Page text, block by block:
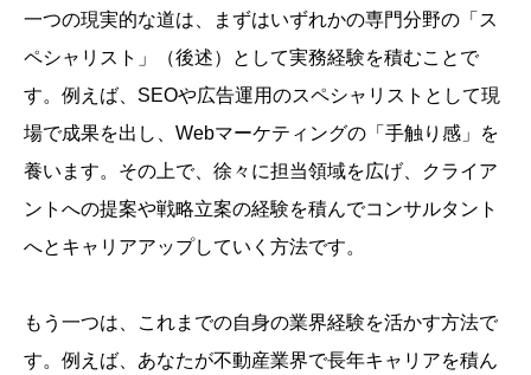
一つの現実的な道は、まずはいずれかの専門分野の「ス
ペシャリスト」（後述）として実務経験を積むことで
す。例えば、SEOや広告運用のスペシャリストとして現
場で成果を出し、Webマーケティングの「手触り感」を
養います。その上で、徐々に担当領域を広げ、クライア
ントへの提案や戦略立案の経験を積んでコンサルタント
へとキャリアアップしていく方法です。
もう一つは、これまでの自身の業界経験を活かす方法で
す。例えば、あなたが不動産業界で長年キャリアを積ん